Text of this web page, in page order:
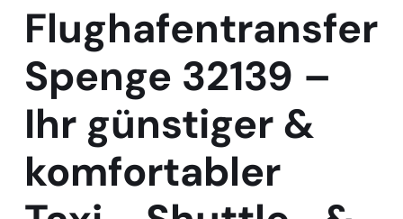
Flughafentransfer
Spenge 32139 –
Ihr günstiger &
komfortabler